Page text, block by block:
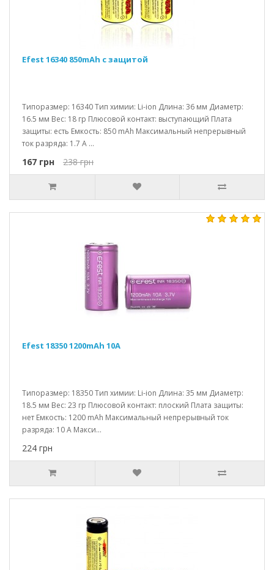
Efest 16340 850mAh c защитой
Типоразмер: 16340 Тип химии: Li-ion Длина: 36 мм Диаметр:
16.5 мм Вес: 18 гр Плюсовой контакт: выступающий Плата
защиты: есть Емкость: 850 mAh Максимальный непрерывный
ток разряда: 1.7 A ...
167 грн 238 грн
Efest 18350 1200mAh 10A
Типоразмер: 18350 Тип химии: Li-ion Длина: 35 мм Диаметр:
18.5 мм Вес: 23 гр Плюсовой контакт: плоский Плата защиты:
нет Емкость: 1200 mAh Максимальный непрерывный ток
разряда: 10 A Макси...
224 грн